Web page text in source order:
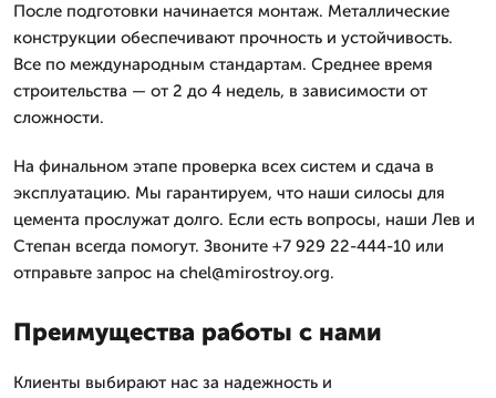
После подготовки начинается монтаж. Металлические
конструкции обеспечивают прочность и устойчивость.
Все по международным стандартам. Среднее время
строительства — от 2 до 4 недель, в зависимости от
сложности.
На финальном этапе проверка всех систем и сдача в
эксплуатацию. Мы гарантируем, что наши силосы для
цемента прослужат долго. Если есть вопросы, наши Лев и
Степан всегда помогут. Звоните +7 929 22-444-10 или
отправьте запрос на chel@mirostroy.org.
Преимущества работы с нами
Клиенты выбирают нас за надежность и